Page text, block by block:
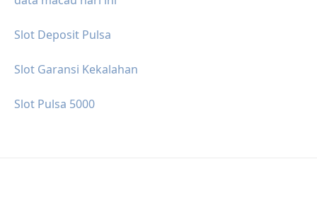
Slot Deposit Pulsa
Slot Garansi Kekalahan
Slot Pulsa 5000